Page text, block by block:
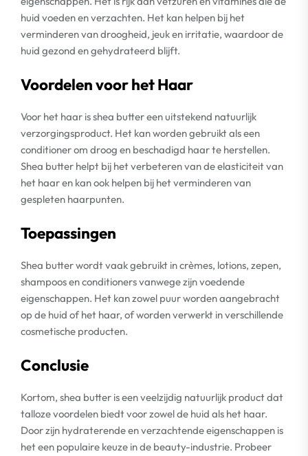
huid voeden en verzachten. Het kan helpen bij het
verminderen van droogheid, jeuk en irritatie, waardoor de
huid gezond en gehydrateerd blijft.
Voordelen voor het Haar
Voor het haar is shea butter een uitstekend natuurlijk
verzorgingsproduct. Het kan worden gebruikt als een
conditioner om droog en beschadigd haar te herstellen.
Shea butter helpt bij het verbeteren van de elasticiteit van
het haar en kan ook helpen bij het verminderen van
gespleten haarpunten.
Toepassingen
Shea butter wordt vaak gebruikt in crèmes, lotions, zepen,
shampoos en conditioners vanwege zijn voedende
eigenschappen. Het kan zowel puur worden aangebracht
op de huid of het haar, of worden verwerkt in verschillende
cosmetische producten.
Conclusie
Kortom, shea butter is een veelzijdig natuurlijk product dat
talloze voordelen biedt voor zowel de huid als het haar.
Door zijn hydraterende en verzachtende eigenschappen is
het een populaire keuze in de beauty-industrie. Probeer